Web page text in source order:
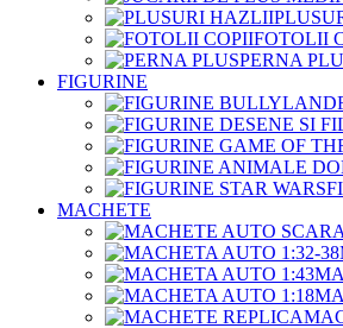
FOTOLII
PERNA
FIGURINE
MACHETE